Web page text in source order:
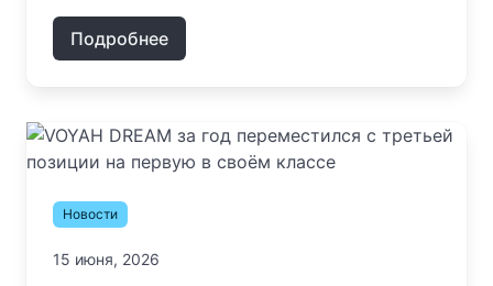
Подробнее
Новости
15 июня, 2026